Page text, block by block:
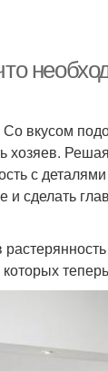
вкусом
с
сделать